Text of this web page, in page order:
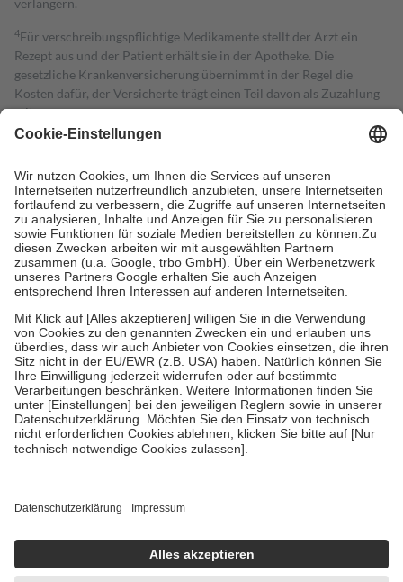
verlängern.
4Für verschreibungspflichtige Medikamente stellt der Arzt ein
Rezept aus und der Patient erhält sie in der Apotheke. Die
gesetzliche Krankenversicherung übernimmt in der Regel die
Kosten dafür, der Versicherte trägt einen Teil davon als Zuzahlung
mit.
Grundsätzlich leisten Mitglieder Zuzahlungen in Höhe von zehn
höchstens zehn Euro.
Es sind jedoch nie mehr als die tatsächlichen
Kosten der Leistung zu entrichten.
Diese Regeln gelten grundsätzlich auch für Online-Apotheken.
Bei Heilmitteln und häuslicher Krankenpflege beträgt die
Zuzahlung zehn Prozent der Kosten sowie zehn Euro je
Verordnung.
Um das Engagement der Versicherten für ihre eigene Gesundheit zu
stärken und die besondere Stellung der Familie zu unterstützen,
fallenkeine Zuzahlungenan bei:
• Kindern und Jugendlichen bis zum vollendeten 18. Lebensjahr
mit Ausnahme der Fahrkosten
• Untersuchungen zur Vorsorge und Früherkennung, die von der
GKV getragen werden
• empfohlenen Schutzimpfungen
• Harn- und Blutteststreifen
getroffen, um sicherzustellen, dass es sich um echte Bewertungen
https://help.etrusted.com/hc/de/articles/4419944605341
Einige Bilder und Inhalte wurden unter Zuhilfenahme künstlicher